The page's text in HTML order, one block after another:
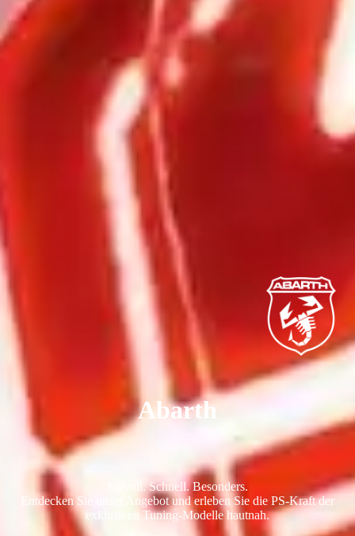
Abarth
Stilvoll. Schnell. Besonders.
Entdecken Sie unser Angebot und erleben Sie die PS-Kraft der
exklusiven Tuning-Modelle hautnah.